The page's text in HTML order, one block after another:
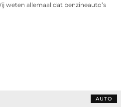
weten allemaal dat benzineauto’s
AUTO